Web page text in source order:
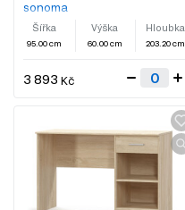
sonoma
Šířka
95.00 cm
Výška
60.00 cm
Hloubka
203.20 cm
3 893 Kč